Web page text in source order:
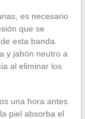
es necesario
que se
esta banda.
y jabón neutro a
al eliminar los
una hora antes
piel absorba el